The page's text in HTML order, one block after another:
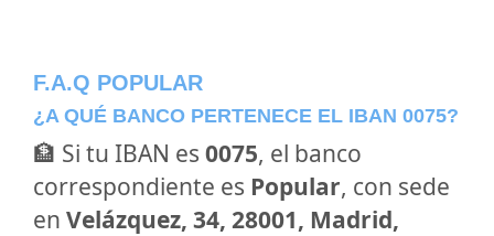
F.A.Q POPULAR
¿A QUÉ BANCO PERTENECE EL IBAN 0075?
🏦 Si tu IBAN es 0075, el banco
correspondiente es Popular, con sede
en Velázquez, 34, 28001, Madrid,